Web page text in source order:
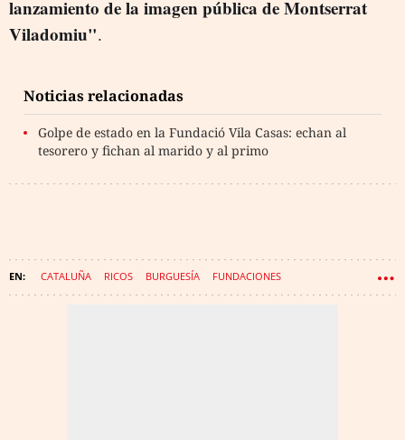
lanzamiento de la imagen pública de Montserrat
Viladomiu".
Noticias relacionadas
Golpe de estado en la Fundació Vila Casas: echan al
tesorero y fichan al marido y al primo
CATALUÑA RICOS BURGUESÍA FUNDACIONES